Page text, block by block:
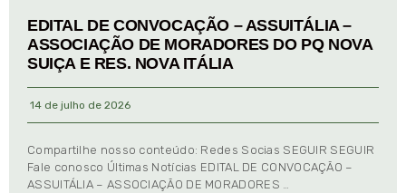
EDITAL DE CONVOCAÇÃO – ASSUITÁLIA –
ASSOCIAÇÃO DE MORADORES DO PQ NOVA
SUIÇA E RES. NOVA ITÁLIA
14 de julho de 2026
Compartilhe nosso conteúdo: Redes Socias SEGUIR SEGUIR
Fale conosco Últimas Notícias EDITAL DE CONVOCAÇÃO –
ASSUITÁLIA – ASSOCIAÇÃO DE MORADORES …